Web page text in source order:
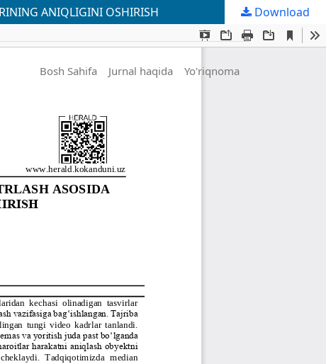
ANIQLIGINI OSHIRISH Download
Bosh Sahifa Jurnal haqida Yo'riqnoma